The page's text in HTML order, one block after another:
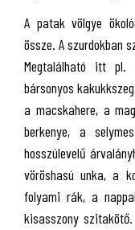
A patak völgye
össze. A szurdokban
Megtalálható itt pl.
bársonyos
a macskahere, a
berkenye, a
hosszúlevelű
vöröshasú unka, a
folyami rák, a
kisasszony szitakötő.